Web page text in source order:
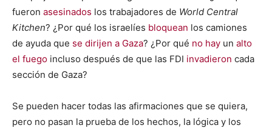
fueron asesinados los trabajadores de World Central
Kitchen? ¿Por qué los israelíes bloquean los camiones
de ayuda que se dirijen a Gaza? ¿Por qué no hay un alto
el fuego incluso después de que las FDI invadieron cada
sección de Gaza?
Se pueden hacer todas las afirmaciones que se quiera,
pero no pasan la prueba de los hechos, la lógica y los